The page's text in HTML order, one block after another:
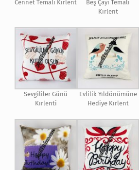
Cennet Temalı Kırlent
Beş Çayı Temalı
Kırlent
Sevgililer Günü
Kırlenti
Evlilik Yıldönümüne
Hediye Kırlent